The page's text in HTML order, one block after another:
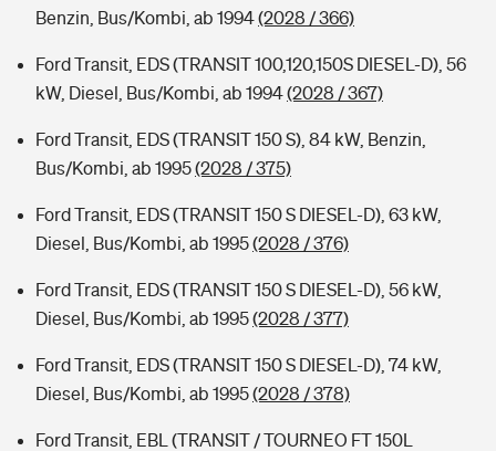
Benzin, Bus/Kombi, ab 1994(2028 / 366)
Ford Transit, EDS (TRANSIT 100,120,150S DIESEL-D), 56
kW, Diesel, Bus/Kombi, ab 1994(2028 / 367)
Ford Transit, EDS (TRANSIT 150 S), 84 kW, Benzin,
Bus/Kombi, ab 1995(2028 / 375)
Ford Transit, EDS (TRANSIT 150 S DIESEL-D), 63 kW,
Diesel, Bus/Kombi, ab 1995(2028 / 376)
Ford Transit, EDS (TRANSIT 150 S DIESEL-D), 56 kW,
Diesel, Bus/Kombi, ab 1995(2028 / 377)
Ford Transit, EDS (TRANSIT 150 S DIESEL-D), 74 kW,
Diesel, Bus/Kombi, ab 1995(2028 / 378)
Ford Transit, EBL (TRANSIT / TOURNEO FT 150L